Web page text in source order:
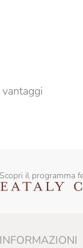
Scopri il programma
INFORMAZIONI